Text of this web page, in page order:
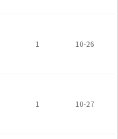
1 10-26
1 10-27